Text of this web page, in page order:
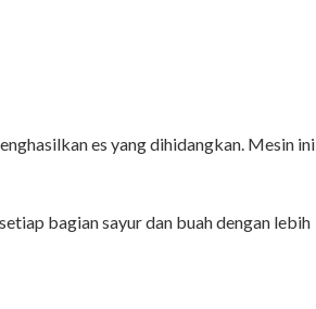
es yang dihidangkan. Mesin ini
bagian sayur dan buah dengan lebih